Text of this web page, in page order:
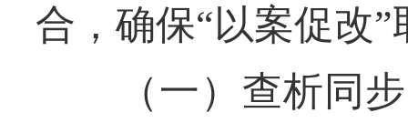
合，确保“以案促改
（一）查析同步